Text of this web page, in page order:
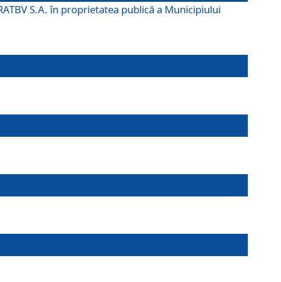
S.A. în proprietatea publică a Municipiului